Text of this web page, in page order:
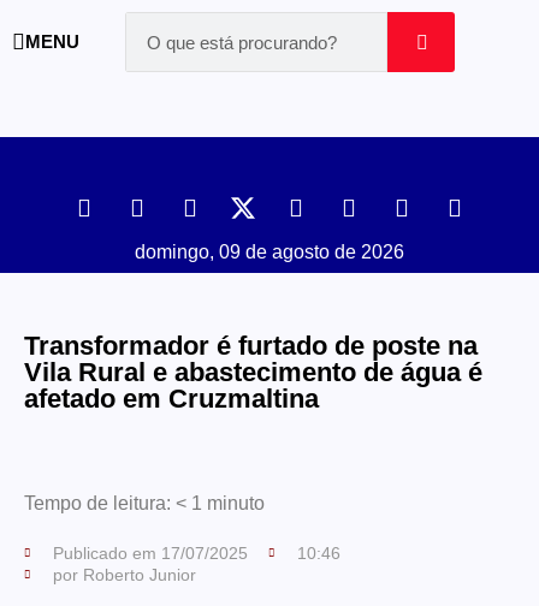
MENU
domingo, 09 de agosto de 2026
Transformador é furtado de poste na
Vila Rural e abastecimento de água é
afetado em Cruzmaltina
Tempo de leitura: < 1 minuto
Publicado em 17/07/2025
10:46
por Roberto Junior